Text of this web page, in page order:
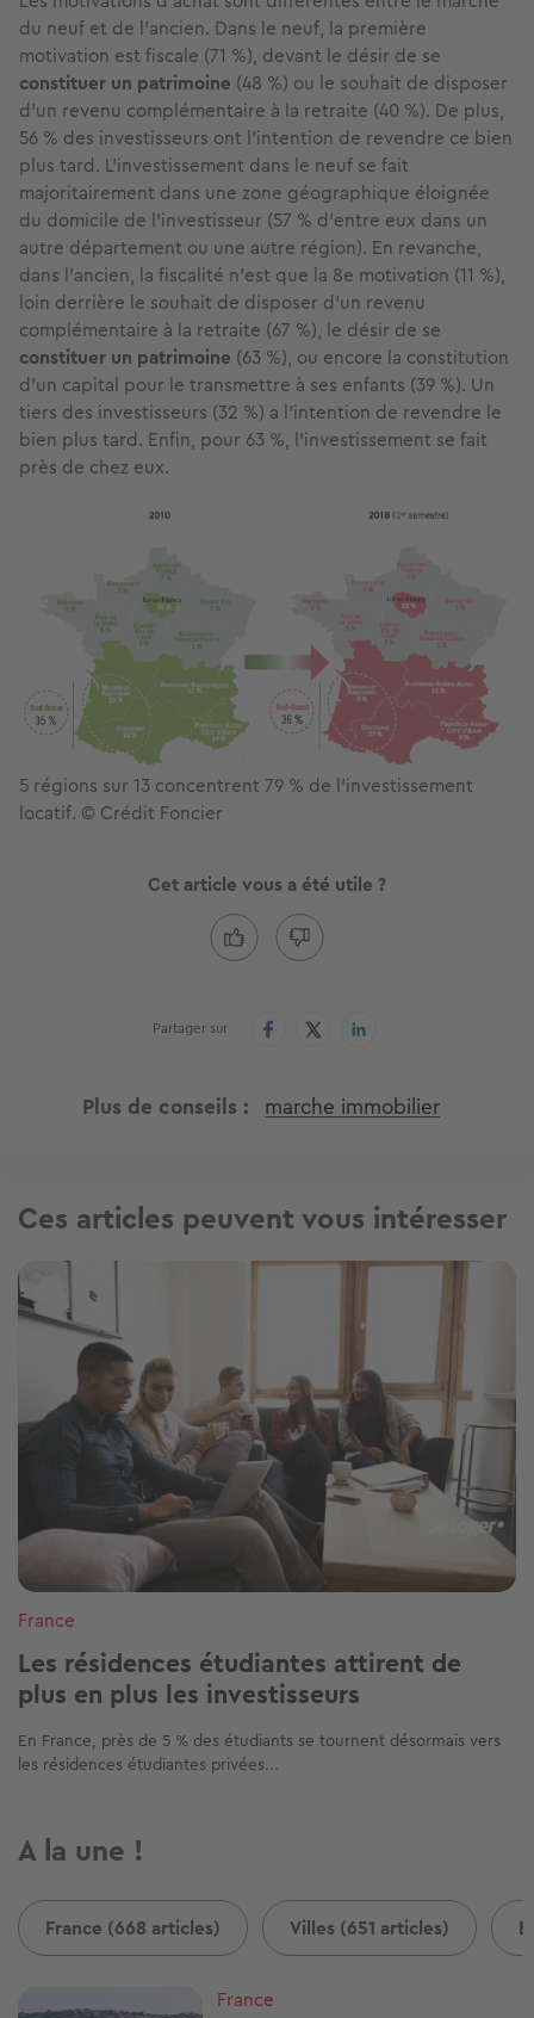
du neuf et de l’ancien. Dans le neuf, la première
motivation est fiscale (71 %), devant le désir de se
constituer un patrimoine (48 %) ou le souhait de disposer
d’un revenu complémentaire à la retraite (40 %). De plus,
56 % des investisseurs ont l’intention de revendre ce bien
plus tard. L’investissement dans le neuf se fait
majoritairement dans une zone géographique éloignée
du domicile de l’investisseur (57 % d’entre eux dans un
autre département ou une autre région). En revanche,
dans l’ancien, la fiscalité n’est que la 8e motivation (11 %),
loin derrière le souhait de disposer d’un revenu
complémentaire à la retraite (67 %), le désir de se
constituer un patrimoine (63 %), ou encore la constitution
d’un capital pour le transmettre à ses enfants (39 %). Un
tiers des investisseurs (32 %) a l’intention de revendre le
bien plus tard. Enfin, pour 63 %, l’investissement se fait
près de chez eux.
5 régions sur 13 concentrent 79 % de l’investissement
locatif. © Crédit Foncier
Cet article vous a été utile ?
Partager sur
Plus de conseils marche immobilier
Ces articles peuvent vous intéresser
Image
France
Les résidences étudiantes attirent de
plus en plus les investisseurs
En France, près de 5 % des étudiants se tournent désormais vers
les résidences étudiantes privées...
A la une !
France (668 articles) Villes (651 articles)
France